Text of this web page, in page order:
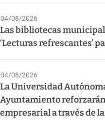
04/08/2026
Las bibliotecas
‘Lecturas refrescantes’
04/08/2026
La Universidad
Ayuntamiento
empresarial a través de